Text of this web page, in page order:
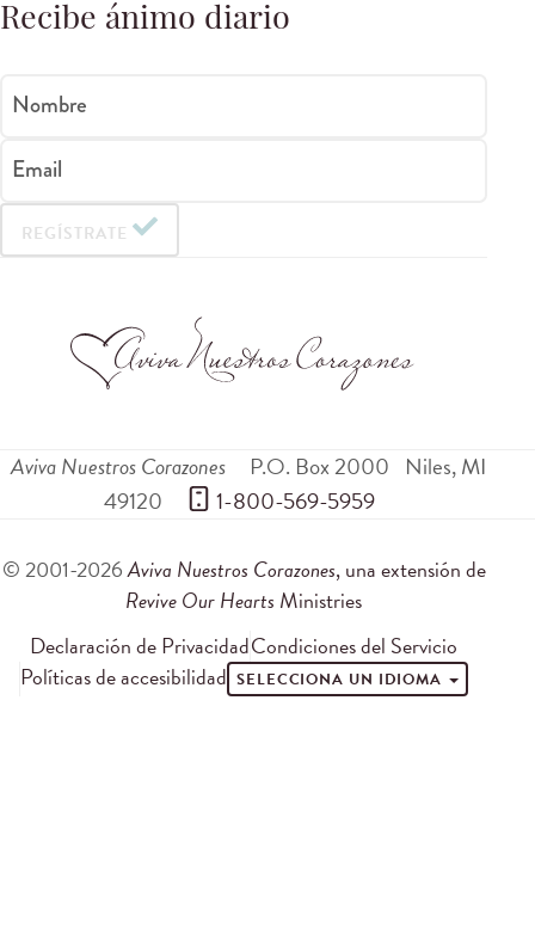
Recibe ánimo diario
Nombre
Email
REGÍSTRATE
Aviva Nuestros Corazones P.O. Box 2000 Niles,MI
49120
1-800-569-5959
© 2001-2026Aviva Nuestros Corazones, una extensión de
Revive Our Hearts Ministries
Declaración de PrivacidadCondiciones del Servicio
Políticas de accesibilidad SELECCIONA UN IDIOMA